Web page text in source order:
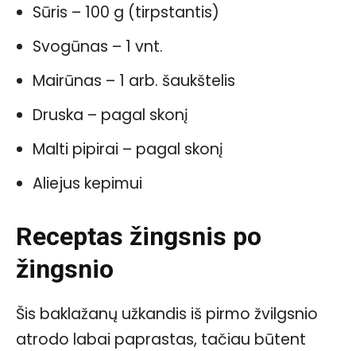
Sūris – 100 g (tirpstantis)
Svogūnas – 1 vnt.
Mairūnas – 1 arb. šaukštelis
Druska – pagal skonį
Malti pipirai – pagal skonį
Aliejus kepimui
Receptas žingsnis po
žingsnio
Šis baklažanų užkandis iš pirmo žvilgsnio
atrodo labai paprastas, tačiau būtent